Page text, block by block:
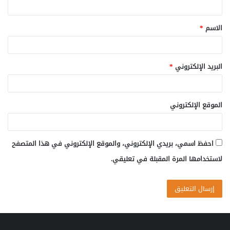
ق
*
الاسم *
البريد الإلكتروني *
الموقع الإلكتروني
احفظ اسمي، بريدي الإلكتروني، والموقع الإلكتروني في هذا المتصفح
لاستخدامها المرة المقبلة في تعليقي.